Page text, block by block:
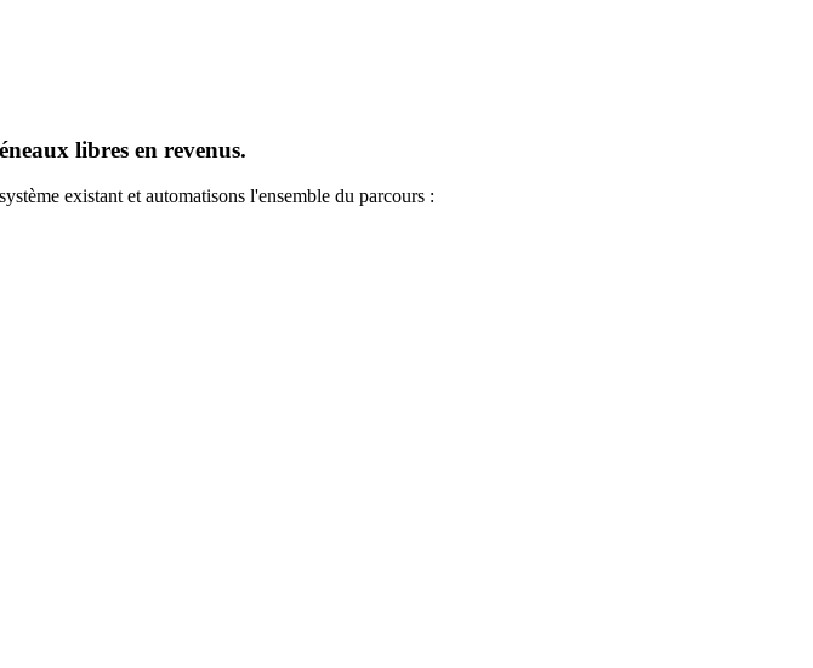
libres en revenus.
existant et automatisons l'ensemble du parcours :